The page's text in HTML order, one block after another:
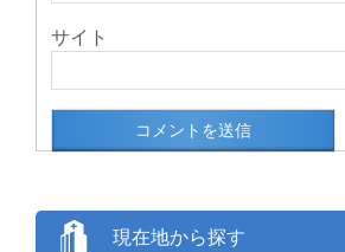
サイト
現在地から探す